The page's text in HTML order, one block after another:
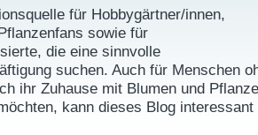
für Hobbygärtner/innen,
sowie für
die eine sinnvolle
suchen. Auch für Menschen
ihr Zuhause mit Blumen und
kann dieses Blog interessant